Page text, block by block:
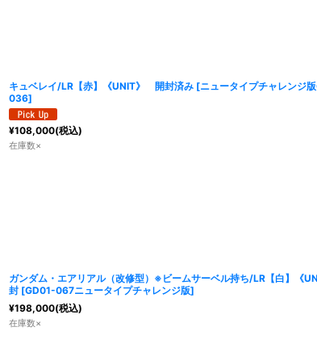
キュベレイ/LR【赤】《UNIT》 開封済み [ニュータイプチャレンジ
036]
¥108,000(税込)
在庫数×
ガンダム・エアリアル（改修型）※ビームサーベル持ち/LR【白】《
封 [GD01-067ニュータイプチャレンジ版]
¥198,000(税込)
在庫数×